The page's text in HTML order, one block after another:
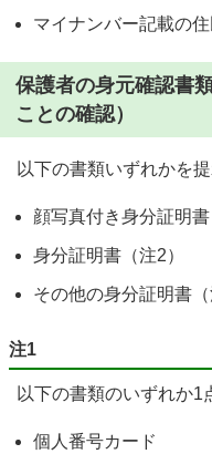
マイナンバー記載の
保護者の身元確認書
ことの確認）
以下の書類いずれかを
顔写真付き身分証明書
身分証明書（注2）
その他の身分証明書（
注1
以下の書類のいずれか1
個人番号カード